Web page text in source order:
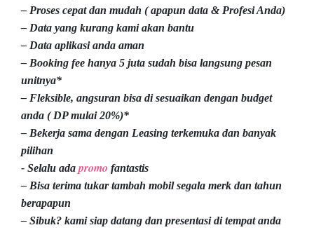
– Proses cepat dan mudah ( apapun data & Profesi Anda)
– Data yang kurang kami akan bantu
– Data aplikasi anda aman
– Booking fee hanya 5 juta sudah bisa langsung pesan
unitnya*
– Fleksible, angsuran bisa di sesuaikan dengan budget
anda ( DP mulai 20%)*
– Bekerja sama dengan Leasing terkemuka dan banyak
pilihan
- Selalu ada promo fantastis
– Bisa terima tukar tambah mobil segala merk dan tahun
berapapun
– Sibuk? kami siap datang dan presentasi di tempat anda